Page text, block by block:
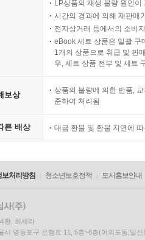
LP상품의 재생 불량 원인
시간의 경과에 의해 재판매
전자상거래 등에서의 소비
eBook 세트 상품은 일괄 구
1개의 상품으로 취급 및 판
우, 세트 상품 전부 및 세트
보상
상품의 불량에 의한 반품,
준하여 처리됨
른 배상 대금 환불 및 환불 지연에
보처리방침 청소년보호정책 도서홍보안내
환, 최세라
시 영등포구 은행로 11, 5층~6층(여의도동,일신